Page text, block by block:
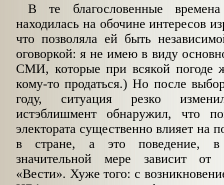
В те благословенные
находилась на обочине интересов
что позволяла ей быть
оговоркой: я не имею в виду
СМИ, которые при всякой погоде
кому-то продаться.) Но после
году, ситуация резко
истэблишмент обнаружил, что
электората существенно влияет на
в стране, а это поведение,
значительной мере зависит от
«Вести». Хуже того: с